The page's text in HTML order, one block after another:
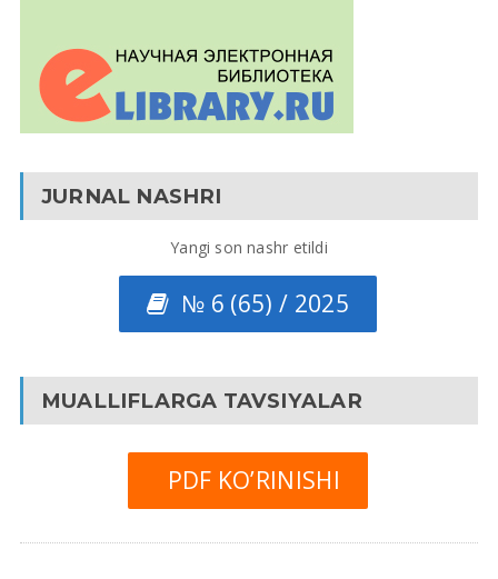
JURNAL NASHRI
Yangi son nashr etildi
№ 6 (65) / 2025
MUALLIFLARGA TAVSIYALAR
PDF KO’RINISHI